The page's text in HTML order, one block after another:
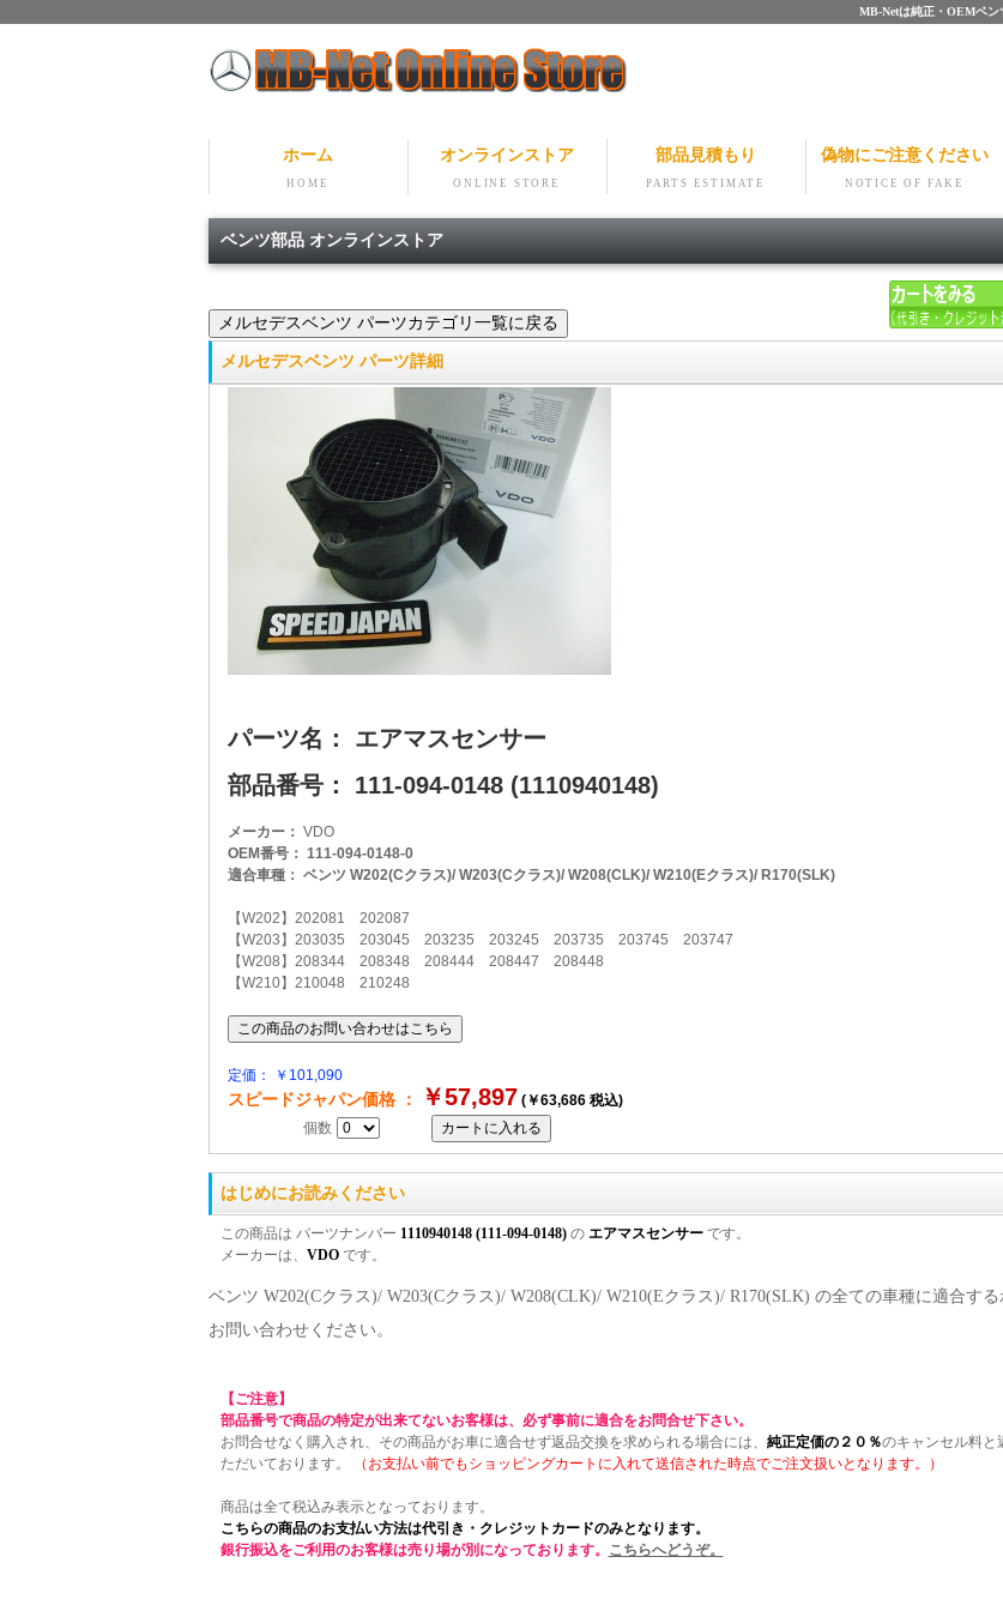
MB-Netは純正・OEMベ
ホーム
HOME
オンラインストア
ONLINE STORE
部品見積もり
PARTS ESTIMATE
偽物にご注意ください
NOTICE OF FAKE
ベンツ部品 オンラインストア
メルセデスベンツ パーツ詳細
パーツ名： エアマスセンサー
部品番号： 111-094-0148 (1110940148)
メーカー： VDO
OEM番号： 111-094-0148-0
適合車種： ベンツ W202(Cクラス)/ W203(Cクラス)/ W208(CLK)/ W210(Eクラス)/ R170(SLK)
【W202】202081 202087
【W203】203035 203045 203235 203245 203735 203745 203747
【W208】208344 208348 208444 208447 208448
【W210】210048 210248
定価： ￥101,090
スピードジャパン価格 ： ￥57,897 (￥63,686 税込)
個数
はじめにお読みください
この商品は パーツナンバー 1110940148 (111-094-0148)の エアマスセンサーです。
メーカーは、 VDOです。
ベンツ W202(Cクラス)/ W203(Cクラス)/ W208(CLK)/ W210(Eクラス)/ R170(SLK) の全ての車種に適合す
お問い合わせください。
【ご注意】
部品番号で商品の特定が出来てないお客様は、必ず事前に適合をお問合せ下さい。
お問合せなく購入され、その商品がお車に適合せず返品交換を求められる場合には、 純正定価の２０％のキャンセル料と
ただいております。
（お支払い前でもショッピングカートに入れて送信された時点でご注文扱いとなります。）
商品は全て税込み表示となっております。
こちらの商品のお支払い方法は代引き・クレジットカードのみとなります。
銀行振込をご利用のお客様は売り場が別になっております。 こちらへどうぞ。